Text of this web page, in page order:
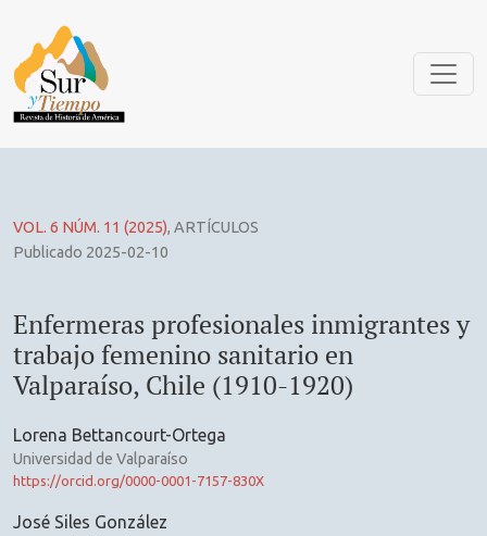
VOL. 6 NÚM. 11 (2025), ARTÍCULOS
Enfermeras profesionales inmigrantes y
trabajo femenino sanitario en
Valparaíso, Chile (1910-1920)
Publicado 2025-02-10
Lorena Bettancourt-Ortega
Universidad de Valparaíso
https://orcid.org/0000-0001-7157-830X
José Siles González